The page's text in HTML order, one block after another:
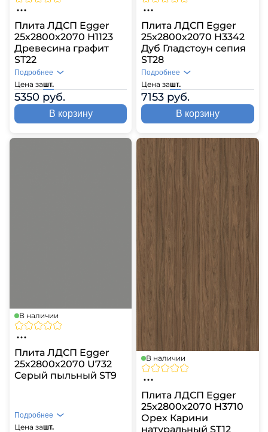
Плита ЛДСП Egger
25х2800х2070 H1123
Древесина графит
ST22
Цена зашт.
5350 руб.
Подробнее
В корзину
Плита ЛДСП Egger
25х2800х2070 H3342
Дуб Гладстоун сепия
ST28
Цена зашт.
7153 руб.
Подробнее
В корзину
В наличии
Плита ЛДСП Egger
25х2800х2070 U732
Серый пыльный ST9
Цена зашт.
Подробнее
В наличии
Плита ЛДСП Egger
25х2800х2070 H3710
Орех Карини
натуральный ST12